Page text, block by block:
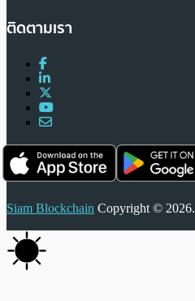
ติดตามเรา
Siam Blockchain Copyright © 2026.